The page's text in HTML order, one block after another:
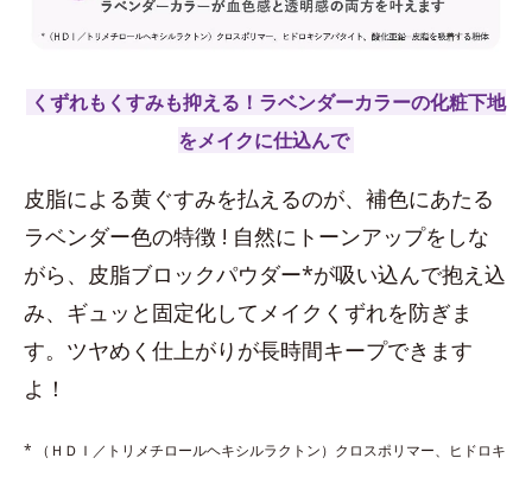
くずれもくすみも抑える！ラベンダーカラーの化粧下地
をメイクに仕込んで
皮脂による黄ぐすみを払えるのが、補色にあたる
ラベンダー色の特徴 ! 自然にトーンアップをしな
がら、皮脂ブロックパウダー*が吸い込んで抱え込
み、ギュッと固定化してメイクくずれを防ぎま
す。ツヤめく仕上がりが長時間キープできます
よ！
* （ＨＤＩ／トリメチロールヘキシルラクトン）クロスポリマー、ヒドロキ